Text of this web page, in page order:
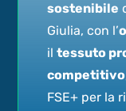
sostenibile
Giulia, con l’
iltessuto
competitivo
FSE+ per la